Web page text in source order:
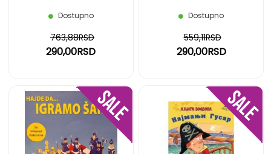
Dostupno
290,00RSD
763,88RSD
Dostupno
290,00RSD
559,11RSD
DODAJ
NA
NA